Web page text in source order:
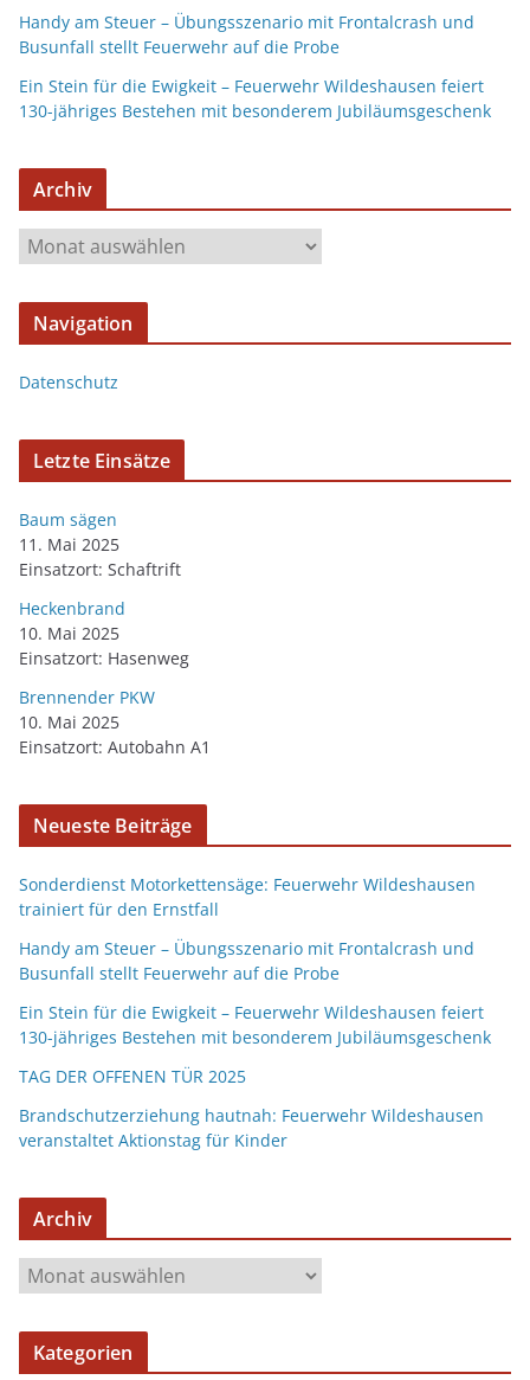
Handy am Steuer – Übungsszenario mit Frontalcrash und
Busunfall stellt Feuerwehr auf die Probe
Ein Stein für die Ewigkeit – Feuerwehr Wildeshausen feiert
130-jähriges Bestehen mit besonderem Jubiläumsgeschenk
Archiv
Navigation
Datenschutz
Letzte Einsätze
Baum sägen
11. Mai 2025
Einsatzort: Schaftrift
Heckenbrand
10. Mai 2025
Einsatzort: Hasenweg
Brennender PKW
10. Mai 2025
Einsatzort: Autobahn A1
Neueste Beiträge
Sonderdienst Motorkettensäge: Feuerwehr Wildeshausen
trainiert für den Ernstfall
Handy am Steuer – Übungsszenario mit Frontalcrash und
Busunfall stellt Feuerwehr auf die Probe
Ein Stein für die Ewigkeit – Feuerwehr Wildeshausen feiert
130-jähriges Bestehen mit besonderem Jubiläumsgeschenk
TAG DER OFFENEN TÜR 2025
Brandschutzerziehung hautnah: Feuerwehr Wildeshausen
veranstaltet Aktionstag für Kinder
Archiv
Kategorien